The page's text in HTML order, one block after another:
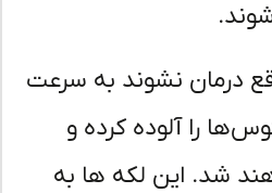
نشوند به سرعت
را آلوده کرده و
این لکه ها به